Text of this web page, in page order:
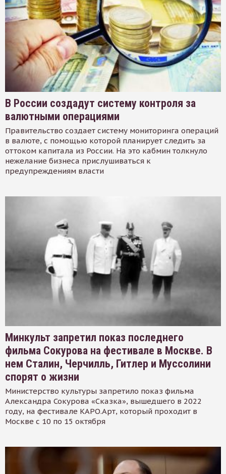
В России создадут систему контроля за
валютными операциями
Правительство создает систему мониторинга операций
в валюте, с помощью которой планирует следить за
оттоком капитала из России. На это кабмин толкнуло
нежелание бизнеса прислушиваться к
предупреждениям власти
Минкульт запретил показ последнего
фильма Сокурова на фестивале в Москве. В
нем Сталин, Черчилль, Гитлер и Муссолини
спорят о жизни
Министерство культуры запретило показ фильма
Александра Сокурова «Сказка», вышедшего в 2022
году, на фестивале КАРО.Арт, который проходит в
Москве с 10 по 15 октября